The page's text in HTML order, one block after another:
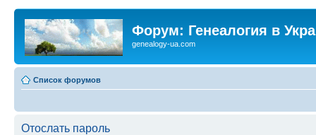
Форум: Генеалогия в
genealogy-ua.com
Список форумов
Отослать пароль